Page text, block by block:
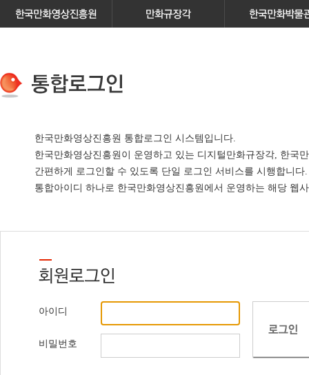
한국만화영상진흥원 통합로그인 시스템입니다.
한국만화영상진흥원이 운영하고 있는 디지털만화규장각, 한국
간편하게 로그인할 수 있도록 단일 로그인 서비스를 시행합니다.
통합아이디 하나로 한국만화영상진흥원에서 운영하는 해당 웹
아이디
비밀번호